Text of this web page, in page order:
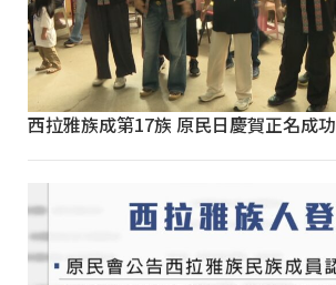
西拉雅族成第17族 原民日慶賀正名成功